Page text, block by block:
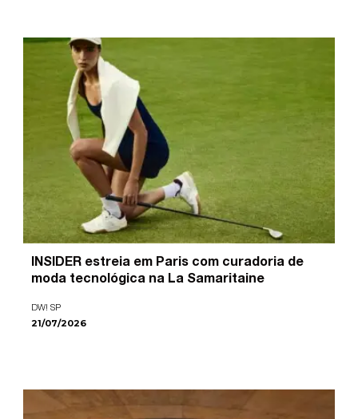
INSIDER estreia em Paris com curadoria de
moda tecnológica na La Samaritaine
DW! SP
21/07/2026